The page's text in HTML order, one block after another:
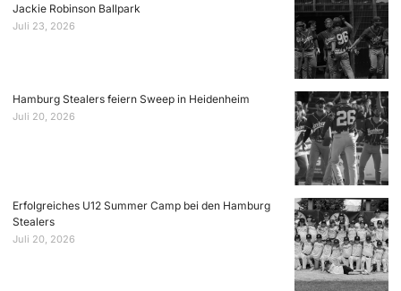
Jackie Robinson Ballpark
Juli 23, 2026
Hamburg Stealers feiern Sweep in Heidenheim
Juli 20, 2026
Erfolgreiches U12 Summer Camp bei den Hamburg
Stealers
Juli 20, 2026